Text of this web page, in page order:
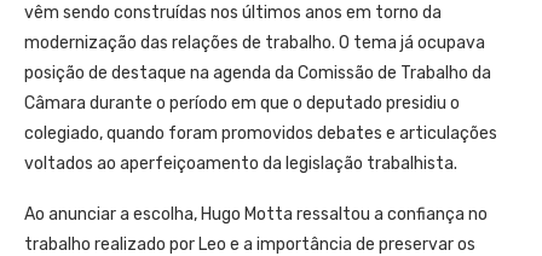
vêm sendo construídas nos últimos anos em torno da
modernização das relações de trabalho. O tema já ocupava
posição de destaque na agenda da Comissão de Trabalho da
Câmara durante o período em que o deputado presidiu o
colegiado, quando foram promovidos debates e articulações
voltados ao aperfeiçoamento da legislação trabalhista.
Ao anunciar a escolha, Hugo Motta ressaltou a confiança no
trabalho realizado por Leo e a importância de preservar os